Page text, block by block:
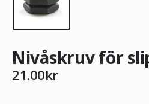
Nivåskruv för
21.00kr